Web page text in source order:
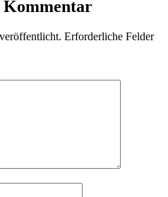
Kommentar
Erforderliche Felder